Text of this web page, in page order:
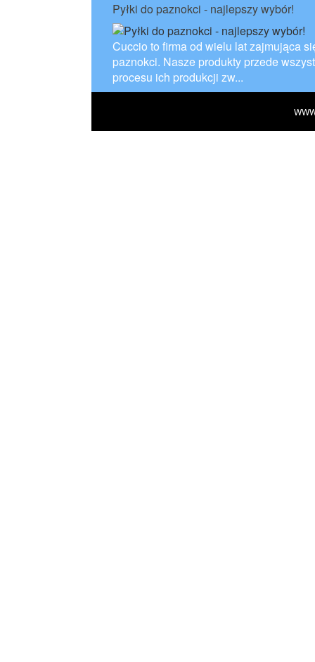
Pyłki do paznokci - najlepszy wybór!
Cuccio to firma od wielu lat zajmująca
paznokci. Nasze produkty przede
procesu ich produkcji zw...